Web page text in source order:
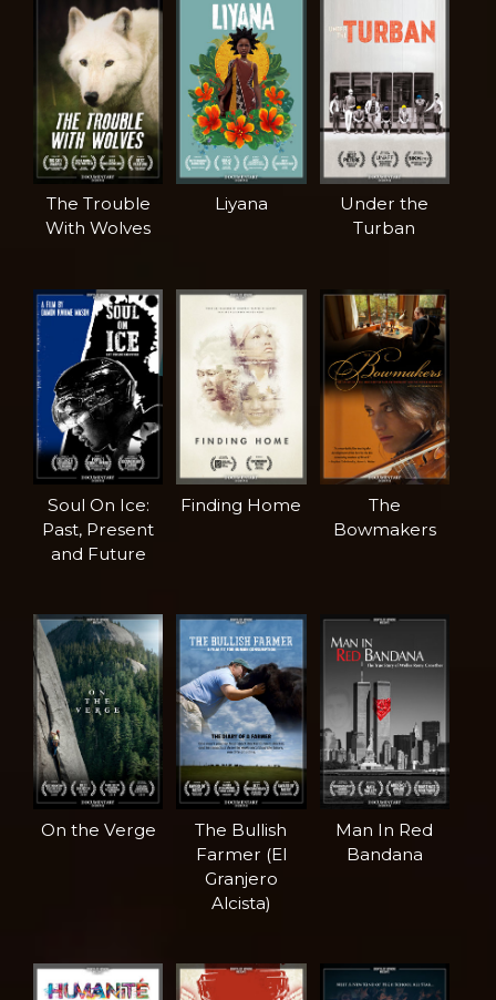
The Trouble
With Wolves
Liyana
Under the
Turban
Soul On Ice:
Past, Present
and Future
Finding Home
The
Bowmakers
On the Verge
The Bullish
Farmer (El
Granjero
Alcista)
Man In Red
Bandana